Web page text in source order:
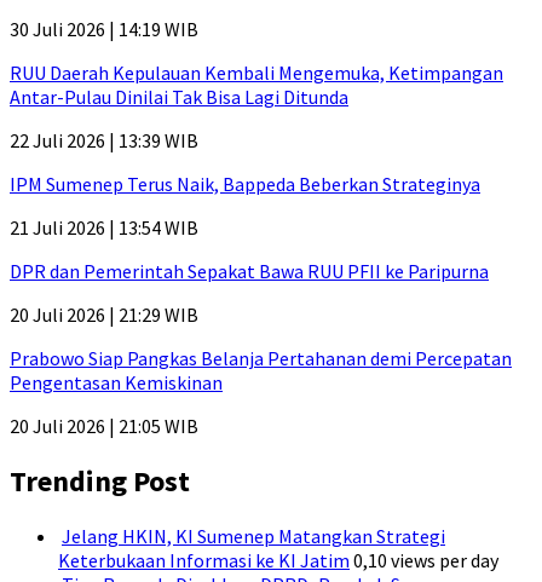
30 Juli 2026 | 14:19 WIB
RUU Daerah Kepulauan Kembali Mengemuka, Ketimpangan
Antar-Pulau Dinilai Tak Bisa Lagi Ditunda
22 Juli 2026 | 13:39 WIB
IPM Sumenep Terus Naik, Bappeda Beberkan Strateginya
21 Juli 2026 | 13:54 WIB
DPR dan Pemerintah Sepakat Bawa RUU PFII ke Paripurna
20 Juli 2026 | 21:29 WIB
Prabowo Siap Pangkas Belanja Pertahanan demi Percepatan
Pengentasan Kemiskinan
20 Juli 2026 | 21:05 WIB
Trending Post
Jelang HKIN, KI Sumenep Matangkan Strategi
Keterbukaan Informasi ke KI Jatim 0,10 views per day